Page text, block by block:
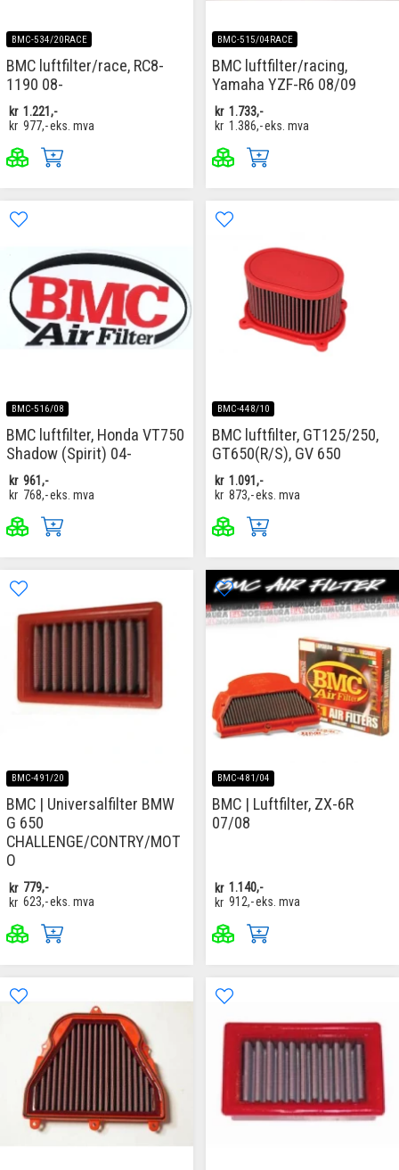
BMC-534/20RACE
BMC luftfilter/race, RC8-
1190 08-
kr 1.221,-
kr 977,-eks. mva
BMC-515/04RACE
BMC luftfilter/racing,
Yamaha YZF-R6 08/09
kr 1.733,-
kr 1.386,-eks. mva
BMC-516/08
BMC luftfilter, Honda VT750
Shadow (Spirit) 04-
kr 961,-
kr 768,-eks. mva
BMC-448/10
BMC luftfilter, GT125/250,
GT650(R/S), GV 650
kr 1.091,-
kr 873,-eks. mva
BMC-491/20
BMC | Universalfilter BMW
G 650
CHALLENGE/CONTRY/MOT
O
kr 779,-
kr 623,-eks. mva
BMC-481/04
BMC | Luftfilter, ZX-6R
07/08
kr 1.140,-
kr 912,-eks. mva